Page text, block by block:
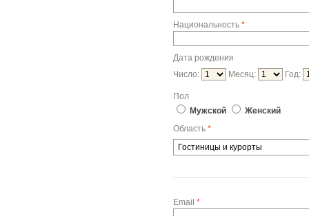
Национальность *
Дата рождения
Число:
Месяц: Год:
Пол
Мужской
Женский
Область *
Email *